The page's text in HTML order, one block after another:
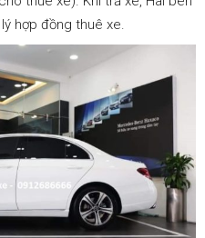
hợp đồng thuê xe.